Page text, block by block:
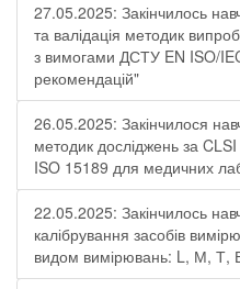
27.05.2025: Закінчилось
та валідація методик
з вимогами ДСТУ EN ISO/
рекомендацій"
26.05.2025: Закінчилося
методик досліджень за
ISO 15189 для медичних
22.05.2025: Закінчилось
калібрування засобів
видом вимірювань: L, М, Т,